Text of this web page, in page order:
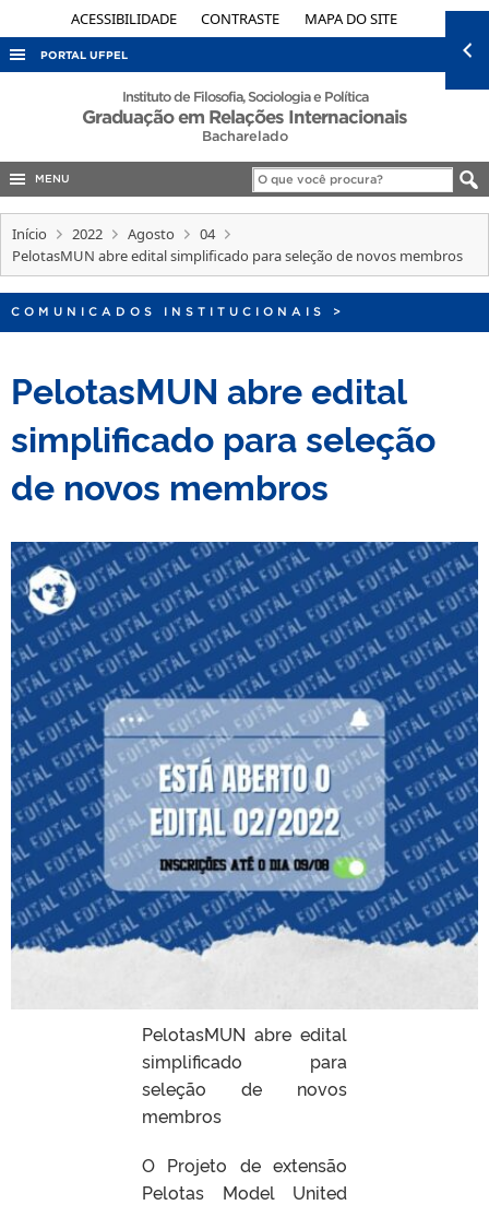
ACESSIBILIDADE CONTRASTE MAPA DO SITE
PORTAL UFPEL
ACESSO À INFORMAÇÃO
EDITAIS
INTERNACIONAL
OUVIDORIA
TELEFONES
Instituto de Filosofia, Sociologia e Política
Graduação em Relações Internacionais
Bacharelado
MENU
Início 2022 Agosto
04
PelotasMUN abre edital simplificado para seleção de novos membros
COMUNICADOS INSTITUCIONAIS >
PelotasMUN abre edital
simplificado para seleção
de novos membros
PelotasMUN abre edital
simplificado para
seleção de novos
membros
O Projeto de extensão
Pelotas Model United